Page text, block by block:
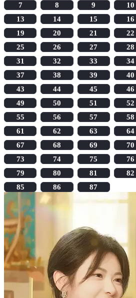
7
8 9 10
13
14 15 16
19
20 21 22
25
26 27 28
31
32 33 34
37
38 39 40
43
44 45 46
49
50 51 52
55
56 57 58
61
62 63 64
67
68 69 70
73
74 75 76
79
80 81 82
85
86 87